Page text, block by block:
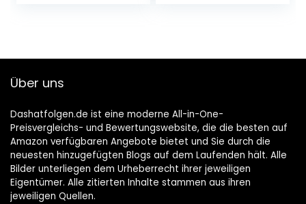
Über uns
Dashatfolgen.de ist eine moderne All-in-One-
Preisvergleichs- und Bewertungswebsite, die die besten auf
Amazon verfügbaren Angebote bietet und Sie durch die
neuesten hinzugefügten Blogs auf dem Laufenden hält. Alle
Bilder unterliegen dem Urheberrecht ihrer jeweiligen
Eigentümer. Alle zitierten Inhalte stammen aus ihren
jeweiligen Quellen.